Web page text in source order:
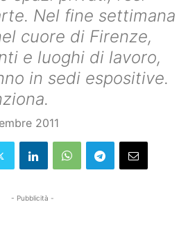
Nel fine settimana
cuore di Firenze,
e luoghi di lavoro,
in sedi espositive.
2011
- Pubblicità -